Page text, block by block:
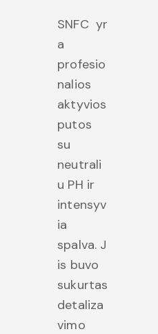
SNFC yr
a
profesio
nalios
aktyvios
putos
su
neutrali
u PH ir
intensyv
ia
spalva. J
is buvo
sukurtas
detaliza
vimo